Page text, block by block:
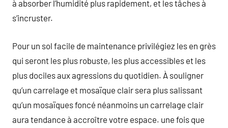
à absorber l’humidité plus rapidement, et les tâches à
s’incruster.
Pour un sol facile de maintenance privilégiez les en grès
qui seront les plus robuste, les plus accessibles et les
plus dociles aux agressions du quotidien. À souligner
qu’un carrelage et mosaïque clair sera plus salissant
qu’un mosaïques foncé néanmoins un carrelage clair
aura tendance à accroître votre espace. une fois que